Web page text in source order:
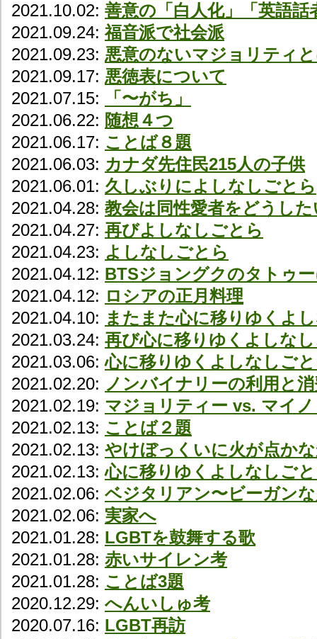
2021.10.02: 善意の「白人化」「英語話
2021.09.24:福音派で社会派
2021.09.23: 悪意のないマジョリティ
2021.09.17: 悪徳表について
2021.07.15:
「〜がち」
2021.06.22: 随想４つ
2021.06.17: ことば８題
2021.06.03: カナダ先住民215人の子供
2021.06.01: 久しぶりによしなしごとら
2021.04.28: 教会は同性愛者をどうし
2021.04.27: 再びよしなしごとら
2021.04.23: よしなしごとら
2021.04.12: BTSジョングクのタトゥ
2021.04.12: ロシアの正月料理
2021.04.10: またまた心に移りゆくよ
2021.03.24: 再び心に移りゆくよしな
2021.03.06:心に移りゆくよしなしご
2021.02.20: ノンバイナリーの利用と
2021.02.19: マジョリティー vs. マイ
2021.02.13: ことば２題
2021.02.13: やけぼっくいに火が点か
2021.02.13:心に移りゆくよしなしご
2021.02.06: ベジタリアン〜ビーガン
2021.02.06: 実家へ
2021.01.28: LGBTを鼓舞する歌
2021.01.28: 赤いサイレン考
2021.01.28: ことば3題
2020.12.29: へんいしゅ考
2020.07.16: LGBT再訪